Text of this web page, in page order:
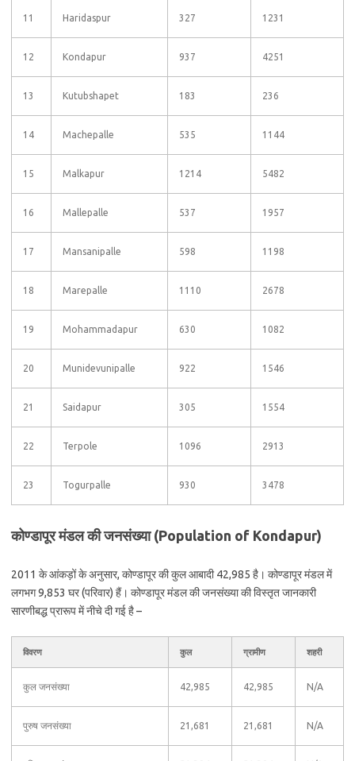
11 Haridaspur 327 1231
12 Kondapur 937 4251
13 Kutubshapet 183 236
14 Machepalle 535 1144
15 Malkapur 1214 5482
16 Mallepalle 537 1957
17 Mansanipalle 598 1198
18 Marepalle 1110 2678
19 Mohammadapur 630 1082
20 Munidevunipalle 922 1546
21 Saidapur 305 1554
22 Terpole 1096 2913
23 Togurpalle 930 3478
कोण्डापूर मंडल की जनसंख्या (Population of Kondapur)
2011 के आंकड़ों के अनुसार, कोण्डापूर की कुल आबादी 42,985 है। कोण्डापूर मंडल में
लगभग 9,853 घर (परिवार) हैं। कोण्डापूर मंडल की जनसंख्या की विस्तृत जानकारी
सारणीबद्ध प्रारूप में नीचे दी गई है –
विवरण कुल ग्रामीण शहरी
कुल जनसंख्या 42,985 42,985 N/A
पुरुष जनसंख्या 21,681 21,681 N/A